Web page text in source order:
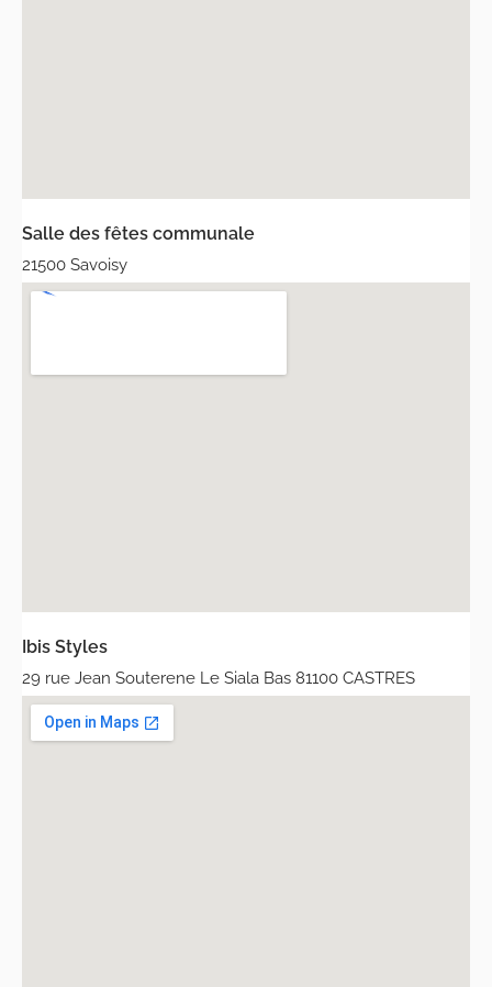
Salle des fêtes communale
21500 Savoisy
Ibis Styles
29 rue Jean Souterene Le Siala Bas 81100 CASTRES